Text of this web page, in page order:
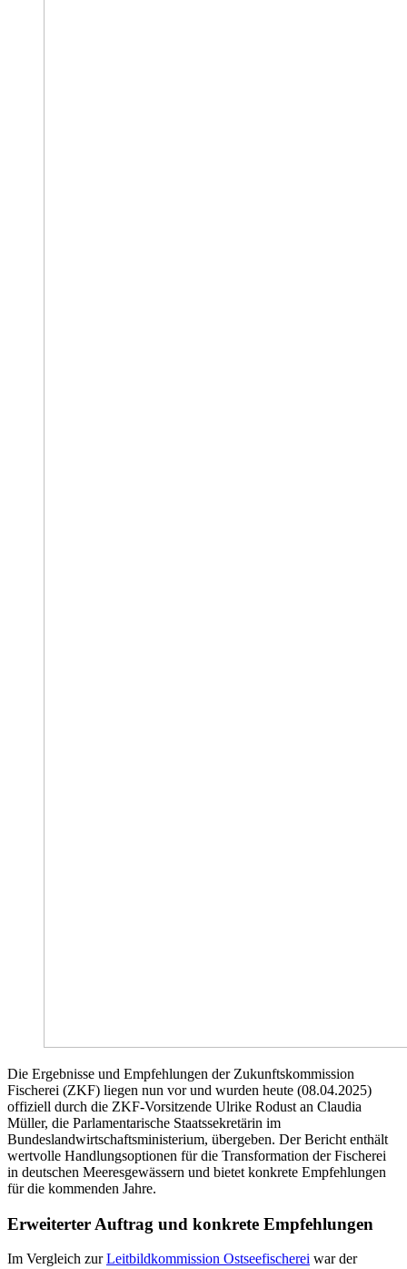
Die Ergebnisse und Empfehlungen der Zukunftskommission
Fischerei (ZKF) liegen nun vor und wurden heute (08.04.2025)
offiziell durch die ZKF-Vorsitzende Ulrike Rodust an Claudia
Müller, die Parlamentarische Staatssekretärin im
Bundeslandwirtschaftsministerium, übergeben. Der Bericht enthält
wertvolle Handlungsoptionen für die Transformation der Fischerei
in deutschen Meeresgewässern und bietet konkrete Empfehlungen
für die kommenden Jahre.
Erweiterter Auftrag und konkrete Empfehlungen
Im Vergleich zurLeitbildkommission Ostseefischerei war der